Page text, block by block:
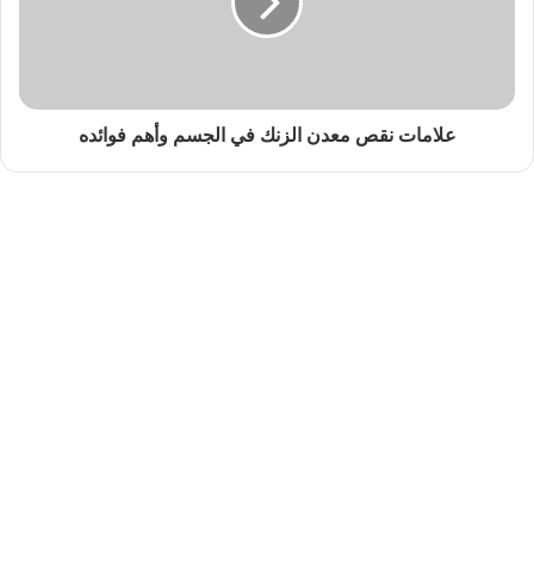
علامات نقص معدن الزنك في الجسم وأهم فوائده